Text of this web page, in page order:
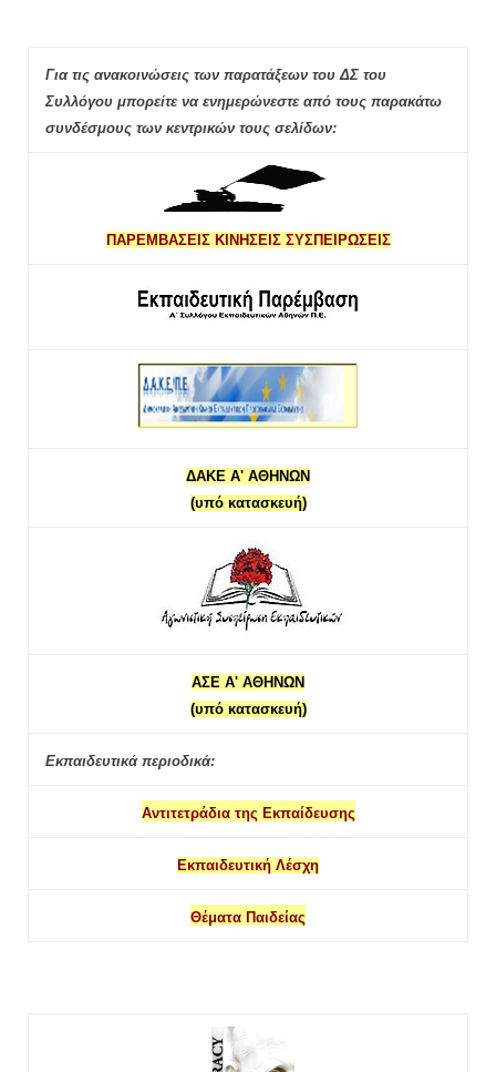
Για τις ανακοινώσεις των παρατάξεων του ΔΣ του
Συλλόγου μπορείτε να ενημερώνεστε από τους παρακάτω
συνδέσμους των κεντρικών τους σελίδων:
ΠΑΡΕΜΒΑΣΕΙΣ ΚΙΝΗΣΕΙΣ ΣΥΣΠΕΙΡΩΣΕΙΣ
ΔΑΚΕ Α' ΑΘΗΝΩΝ
(υπό κατασκευή)
ΑΣΕ Α' ΑΘΗΝΩΝ
(υπό κατασκευή)
Εκπαιδευτικά περιοδικά:
Αντιτετράδια της Εκπαίδευσης
Εκπαιδευτική Λέσχη
Θέματα Παιδείας